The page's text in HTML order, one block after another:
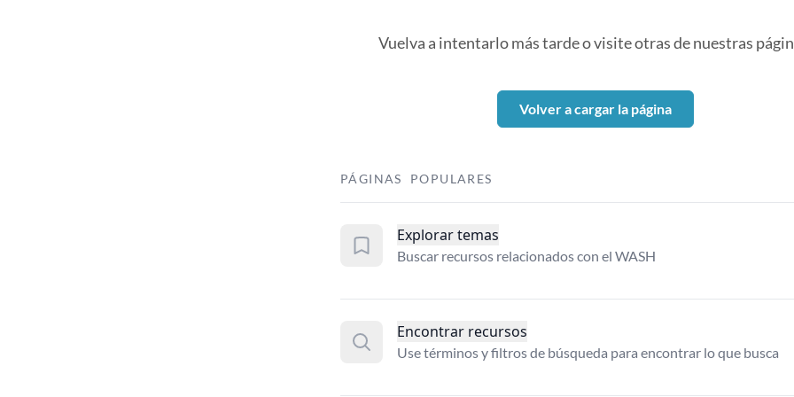
Vuelva a intentarlo más tarde o visite otras de nuestras
Volver a cargar la página
PÁGINAS POPULARES
Explorar temas
Buscar recursos relacionados con el WASH
Encontrar recursos
Use términos y filtros de búsqueda para encontrar lo que busca